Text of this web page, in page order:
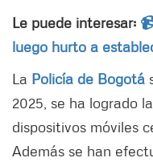
Le puede interesar:
luego hurto a
La Policía de Bogotá
2025, se ha logrado
dispositivos móviles
Además se han